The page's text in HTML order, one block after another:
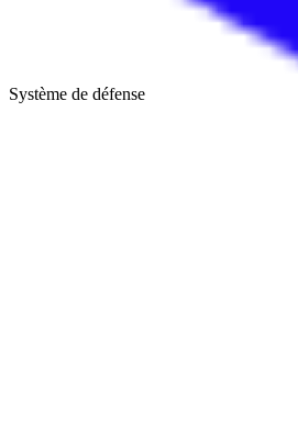
Système de défense